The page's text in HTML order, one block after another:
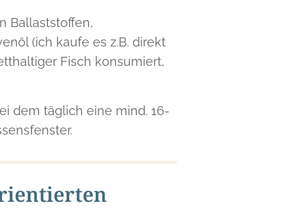
Ballaststoffen,
(ich kaufe es z.B. direkt
Fisch konsumiert,
dem täglich eine mind. 16-